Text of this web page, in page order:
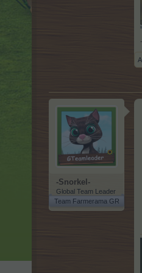
-Snorkel-
Global Team Leader
Team Farmerama GR